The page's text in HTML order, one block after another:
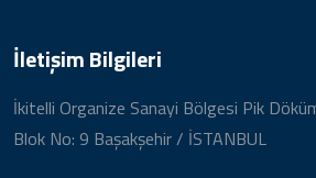
İletişim Bilgileri
İkitelli Organize Sanayi Bölgesi Pik
Blok No: 9 Başakşehir / İSTANBUL